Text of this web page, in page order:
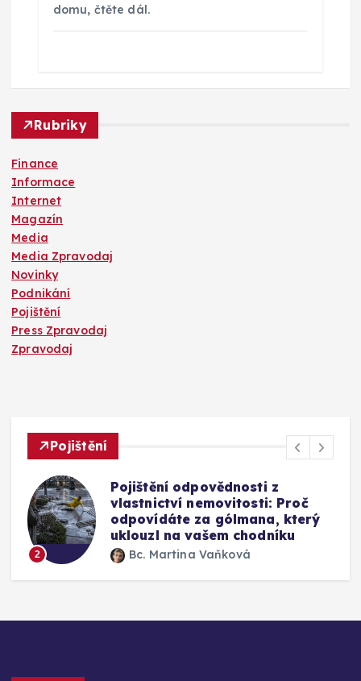
domu, čtěte dál.
Rubriky
Finance
Informace
Internet
Magazín
Media
Media Zpravodaj
Novinky
Podnikání
Pojištění
Press Zpravodaj
Zpravodaj
Pojištění
3
Mýty o pojištění skel u auta:
Vyplatí se připlatit si za přední
okno a jak funguje oprava bez
výměny
Bc. Martina Vaňková